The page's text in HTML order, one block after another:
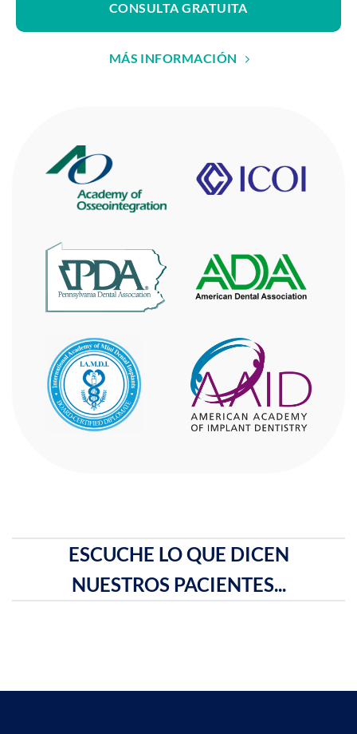
CONSULTA GRATUITA
MÁS INFORMACIÓN
ESCUCHE LO QUE DICEN
NUESTROS PACIENTES...